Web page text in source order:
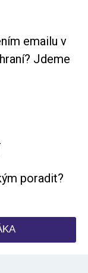
emailu v
Jdeme
poradit?